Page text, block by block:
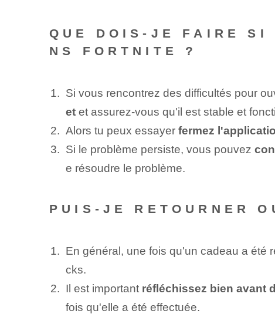
QUE DOIS-JE FAIRE SI
NS FORTNITE ?
Si vous rencontrez des difficultés pour
etet assurez-vous qu'il est stable et
Alors tu peux essayer⁤ fermez
Si le problème persiste, vous pouvez
e résoudre le problème.
PUIS-JE RETOURNER
En général, une fois qu'un cadeau a été
cks.
Il est important réfléchissez bien avant⁢
fois qu'elle a été ‌effectuée.